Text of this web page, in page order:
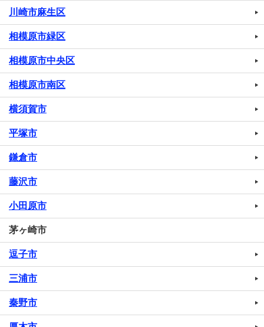
川崎市麻生区
相模原市緑区
相模原市中央区
相模原市南区
横須賀市
平塚市
鎌倉市
藤沢市
小田原市
茅ヶ崎市
逗子市
三浦市
秦野市